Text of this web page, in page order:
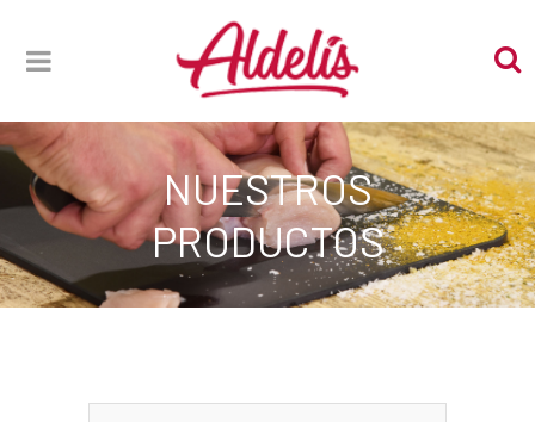
NUESTROS
PRODUCTOS